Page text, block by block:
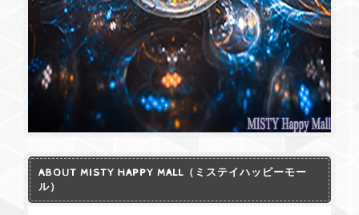
ABOUT MISTY HAPPY MALL（ミステイハッピーモー
ル）